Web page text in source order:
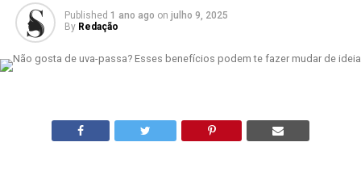
Published 1 ano ago on julho 9, 2025
By Redação